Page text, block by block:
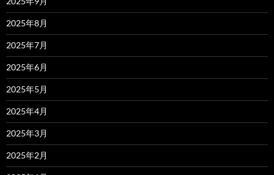
2025年8月
2025年7月
2025年6月
2025年5月
2025年4月
2025年3月
2025年2月